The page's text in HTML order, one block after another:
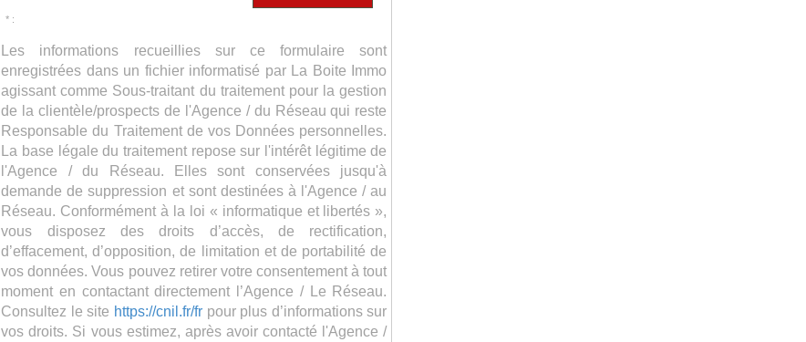
* :
Les informations recueillies sur ce formulaire sont
enregistrées dans un fichier informatisé par La Boite Immo
agissant comme Sous-traitant du traitement pour la gestion
de la clientèle/prospects de l'Agence / du Réseau qui reste
Responsable du Traitement de vos Données personnelles.
La base légale du traitement repose sur l'intérêt légitime de
l'Agence / du Réseau. Elles sont conservées jusqu'à
demande de suppression et sont destinées à l'Agence / au
Réseau. Conformément à la loi « informatique et libertés »,
vous disposez des droits d’accès, de rectification,
d’effacement, d’opposition, de limitation et de portabilité de
vos données. Vous pouvez retirer votre consentement à tout
moment en contactant directement l’Agence / Le Réseau.
Consultez le site https://cnil.fr/frpour plus d’informations sur
vos droits. Si vous estimez, après avoir contacté l'Agence /